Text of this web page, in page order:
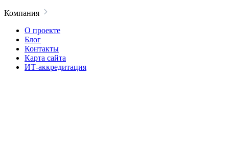
Компания
О проекте
Блог
Контакты
Карта сайта
ИТ-аккредитация